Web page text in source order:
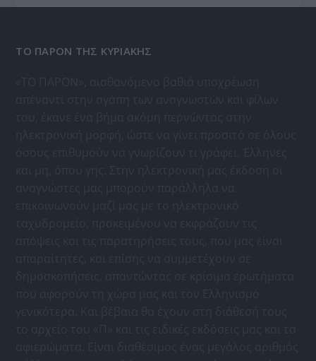
ΤΟ ΠΑΡΟΝ ΤΗΣ ΚΥΡΙΑΚΗΣ